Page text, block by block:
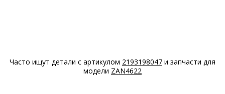
00
Часто ищут детали с артикулом 2193198047 и запчасти для
модели ZAN4622